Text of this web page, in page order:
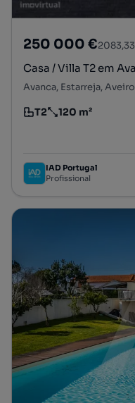
250 000 €
Casa / Villa T2 em
Avanca, Estarreja, Aveiro
Tipologia
T2
Preço por metro
120 m²
IAD Portugal
Profissional